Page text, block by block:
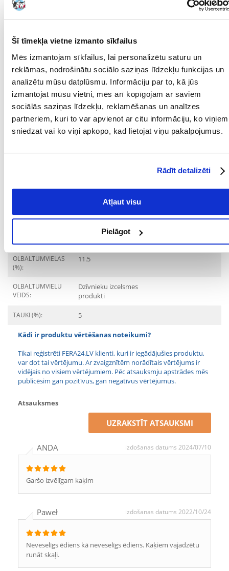
Šī tīmekļa vietne izmanto sīkfailus
Mēs izmantojam sīkfailus, lai personalizētu saturu un
reklāmas, nodrošinātu sociālo saziņas līdzekļu funkcijas un
analizētu mūsu datplūsmu. Informāciju par to, kā jūs
izmantojat mūsu vietni, mēs arī kopīgojam ar saviem
sociālās saziņas līdzekļu, reklamēšanas un analīzes
partneriem, kuri to var apvienot ar citu informāciju, ko viņiem
sniedzat vai ko viņi apkopo, kad lietojat viņu pakalpojumus.
Rādīt detalizēti
Atļaut visu
Pielāgot
mitrums: 81,0%
Taurīns: 0,6 g / kg
Parametri
IEPAKOJUMA SVARS
(KG):
0.1
SUGA: Barība/pārtika
PRODUCENT: ANIMONDA
OLBALTUMVIELAS
(%):
11.5
OLBALTUMVIELU
VEIDS:
Dzīvnieku izcelsmes
produkti
TAUKI (%): 5
Kādi ir produktu vērtēšanas noteikumi?
Tikai reģistrēti FERA24.LV klienti, kuri ir iegādājušies produktu,
var dot tai vērtējumu. Ar zvaigznītēm norādītais vērtējums ir
vidējais no visiem vērtējumiem. Pēc atsauksmju apstrādes mēs
publicēsim gan pozitīvus, gan negatīvus vērtējumus.
Atsauksmes
UZRAKSTĪT ATSAUKSMI
ANDA izdošanas datums 2024/07/10
Garšo izvēlīgam kaķim
Paweł izdošanas datums 2022/10/24
Neveselīgs ēdiens kā neveselīgs ēdiens. Kaķiem vajadzētu
runāt skaļi.